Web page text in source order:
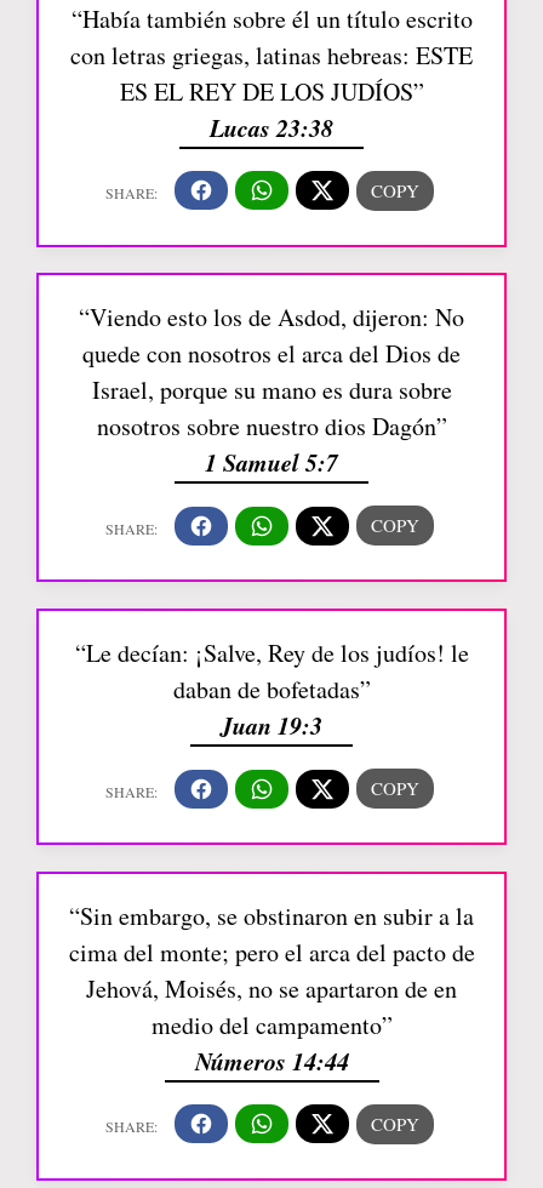
“Había también sobre él un título escrito
con letras griegas, latinas hebreas: ESTE
ES EL REY DE LOS JUDÍOS”
Lucas 23:38
“Viendo esto los de Asdod, dijeron: No
quede con nosotros el arca del Dios de
Israel, porque su mano es dura sobre
nosotros sobre nuestro dios Dagón”
1 Samuel 5:7
“Le decían: ¡Salve, Rey de los judíos! le
daban de bofetadas”
Juan 19:3
“Sin embargo, se obstinaron en subir a la
cima del monte; pero el arca del pacto de
Jehová, Moisés, no se apartaron de en
medio del campamento”
Números 14:44